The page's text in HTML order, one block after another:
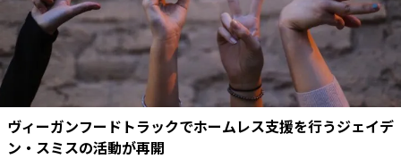
ヴィーガンフードトラックでホームレス支援を行うジェイデ
ン・スミスの活動が再開